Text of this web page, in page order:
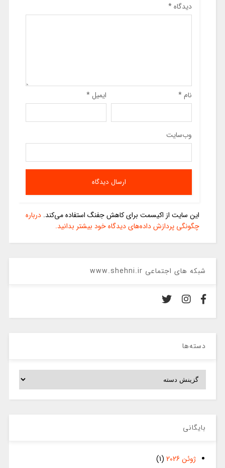
دیدگاه*
نام* ایمیل*
وب‌سایت
این سایت از اکیسمت برای کاهش جفنگ استفاده می‌کند. درباره
چگونگی پردازش داده‌های دیدگاه خود بیشتر بدانید.
شبکه های اجتماعی www.shehni.ir
دسته‌ها
دسته‌ها
بایگانی
ژوئن 2026
(1)